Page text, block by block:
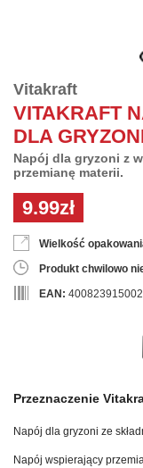
Vitakraft
VITAKRAFT
DLA
Napój dla gryzoni z
przemianę materii.
9.99zł
Wielkość
Produkt chwilowo
EAN:
Przeznaczenie
Napój dla gryzoni ze
Napój wspierający